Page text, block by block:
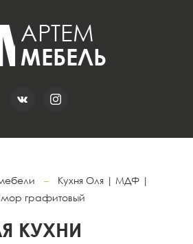
–
Кухня Оля | МДФ |
графитовый
КУХНИ